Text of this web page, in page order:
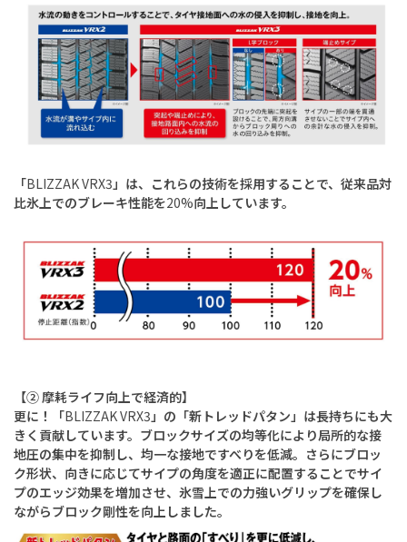
「BLIZZAK VRX3」は、これらの技術を採用することで、従来品対
比氷上でのブレーキ性能を20%向上しています。
【② 摩耗ライフ向上で経済的】
更に！「BLIZZAK VRX3」の「新トレッドパタン」は長持ちにも大
きく貢献しています。ブロックサイズの均等化により局所的な接
地圧の集中を抑制し、均一な接地ですべりを低減。さらにブロッ
ク形状、向きに応じてサイプの角度を適正に配置することでサイ
プのエッジ効果を増加させ、氷雪上での力強いグリップを確保し
ながらブロック剛性を向上しました。